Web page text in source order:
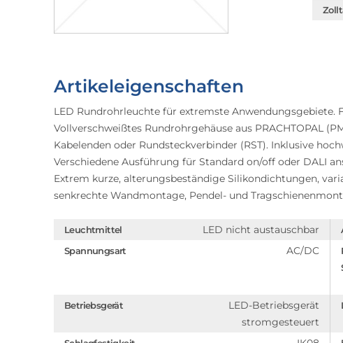
Artikeleigenschaften
LED Rundrohrleuchte für extremste
Vollverschweißtes Rundrohrgehäuse aus PRACHTOPAL
Kabelenden oder Rundsteckverbinder (RST). Inklusive
Verschiedene Ausführung für Standard on/off oder DALI
Extrem kurze, alterungsbeständige Silikondichtungen,
senkrechte Wandmontage, Pendel- und
Leuchtmittel LED nicht austauschbar
Spannungsart AC/DC
Betriebsgerät
LED-Betriebsgerät
stromgesteuert